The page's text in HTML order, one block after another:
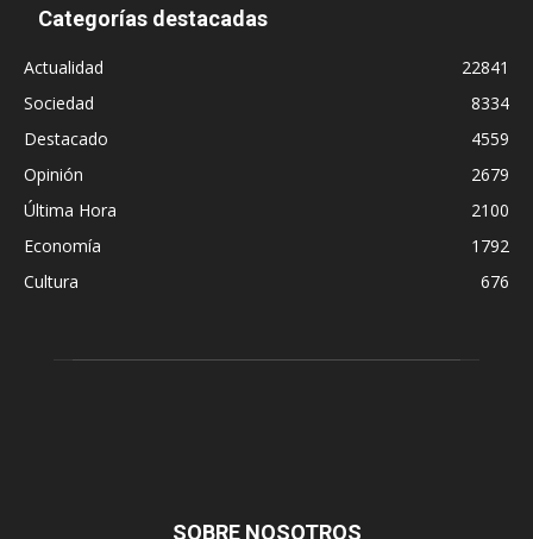
Categorías destacadas
Actualidad
22841
Sociedad
8334
Destacado
4559
Opinión
2679
Última Hora
2100
Economía
1792
Cultura
676
SOBRE NOSOTROS